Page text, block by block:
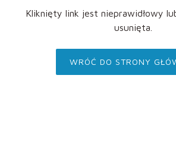
Kliknięty link jest nieprawidłowy
usunięta.
WRÓĆ DO STRONY